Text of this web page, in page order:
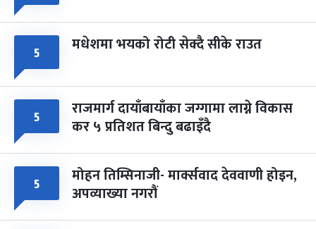
५ मधेशमा भयको रोटी सेक्दै सीके राउत
५ राजमार्ग दायाँबायाँका जग्गामा लाग्ने विकास
कर ५ प्रतिशत बिन्दु बढाइँदै
५ मोहन तिम्सिनाजी- मार्क्सवाद देववाणी होइन,
अपव्याख्या नगरौं